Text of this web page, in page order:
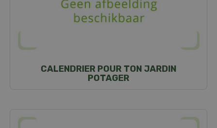
CALENDRIER POUR TON JARDIN
POTAGER